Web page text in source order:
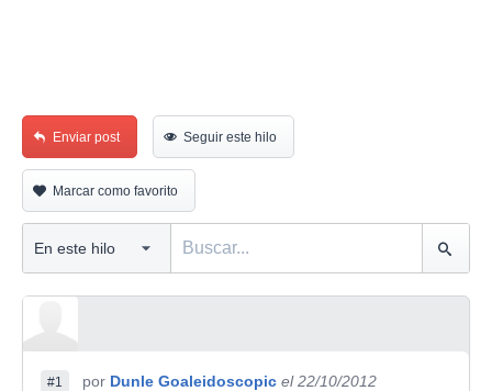
Enviar post Seguir este hilo
Marcar como favorito
#1 por Dunle Goaleidoscopic el 22/10/2012